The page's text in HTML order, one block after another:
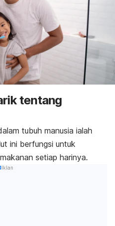
tentang
tubuh manusia ialah
ini berfungsi untuk
setiap harinya.
Iklan